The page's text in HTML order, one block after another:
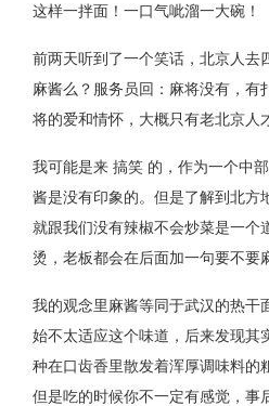
这样一拌面！一口气呲溜一大碗！
前两天听到了一个笑话，北京人去
麻酱么？服务员回：麻将没有，有
将的爱和情怀，大概只有老北京人
我可能是来 搞笑 的，作为一个中
酱是没有印象的。但是了解到北方
就跟我们没有辣椒不会炒菜是一个
烫，老板都会在后面加一句要不要
我的观念里麻酱等同于武汉的热干
始不太适应这个味道，后来发现其
种在口齿香里散发着浑厚调味料的
但是吃的时候你不一定有感觉，事